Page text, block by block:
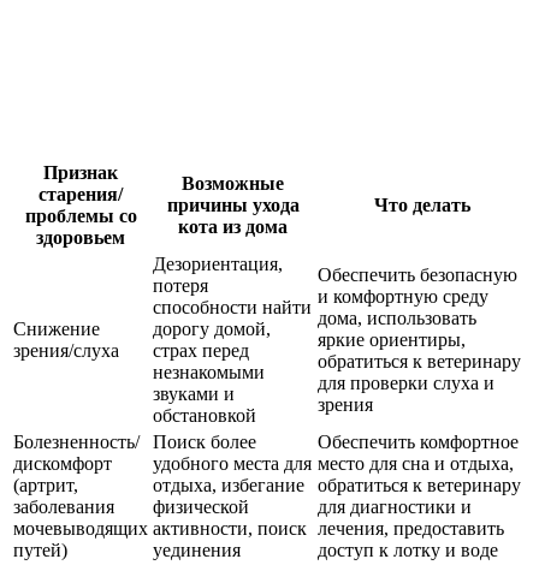
Признак
старения/
проблемы со
здоровьем
Возможные
причины ухода
кота из дома
Что делать
Снижение
зрения/слуха
Дезориентация,
потеря
способности найти
дорогу домой,
страх перед
незнакомыми
звуками и
обстановкой
Обеспечить безопасную
и комфортную среду
дома, использовать
яркие ориентиры,
обратиться к ветеринару
для проверки слуха и
зрения
Болезненность/
дискомфорт
(артрит,
заболевания
мочевыводящих
путей)
Поиск более
удобного места для
отдыха, избегание
физической
активности, поиск
уединения
Обеспечить комфортное
место для сна и отдыха,
обратиться к ветеринару
для диагностики и
лечения, предоставить
доступ к лотку и воде